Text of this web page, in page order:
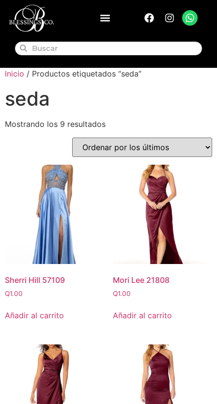
Inicio / Productos etiquetados “seda”
seda
Mostrando los 9 resultados
Sherri Hill 57109
Q1.00
Añadir al carrito
Mori Lee 21808
Q1.00
Añadir al carrito